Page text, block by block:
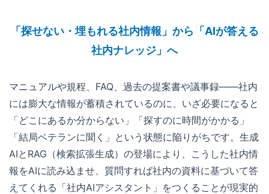
「探せない・埋もれる社内情報」から「AIが答える
社内ナレッジ」へ
マニュアルや規程、FAQ、過去の提案書や議事録——社内
には膨大な情報が蓄積されているのに、いざ必要になると
「どこにあるか分からない」「探すのに時間がかかる」
「結局ベテランに聞く」という状態に陥りがちです。生成
AIとRAG（検索拡張生成）の登場により、こうした社内情
報をAIに読み込ませ、質問すれば社内の資料に基づいて答
えてくれる「社内AIアシスタント」をつくることが現実的